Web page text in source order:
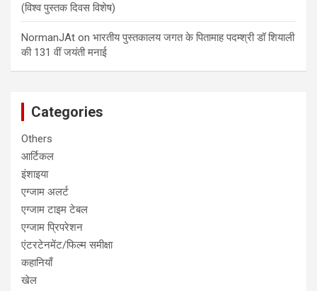
(विश्व पुस्तक दिवस विशेष)
NormanJAt on भारतीय पुस्तकालय जगत के पितामाह पदम्श्री डॉ शियाली
की 131 वीं जयंती मनाई
Categories
Others
आर्टिकल
इंशाइया
एग्जाम अलर्ट
एग्जाम टाइम टेबल
एग्जाम प्रिपरेशन
एंटरटेनमेंट/फिल्म समीक्षा
कहानियाँ
खेल